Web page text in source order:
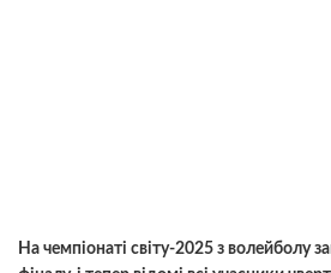
На чемпіонаті світу-2025 з волейболу